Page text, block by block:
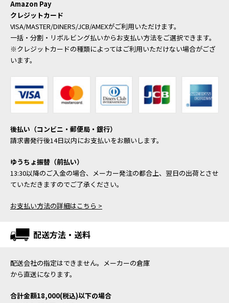
Amazon Pay
クレジットカード
VISA/MASTER/DINERS/JCB/AMEXがご利用いただけます。
一括・分割・リボルビング払いからお支払い方法をご選択できます。
※クレジットカードの種類によってはご利用いただけない場合がござ
います。
後払い（コンビニ・郵便局・銀行）
請求書発行後14日以内にお支払いをお願いします。
ゆうちょ振替（前払い）
13:30以降のご入金の場合、メーカー発注の都合上、翌日の出荷とさせ
ていただきますのでご了承ください。
お支払い方法の詳細はこちら >
配送方法・送料
配送会社の指定はできません。メーカーの倉庫
から直送になります。
合計金額18,000(税込)以下の場合